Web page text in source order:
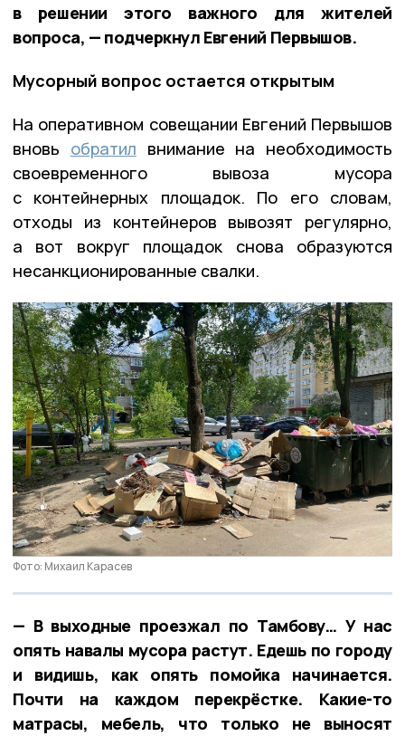
в решении этого важного для жителей
вопроса, — подчеркнул Евгений Первышов.
Мусорный вопрос остается открытым
На оперативном совещании Евгений Первышов
вновь обратил внимание на необходимость
своевременного вывоза мусора
с контейнерных площадок. По его словам,
отходы из контейнеров вывозят регулярно,
а вот вокруг площадок снова образуются
несанкционированные свалки.
Фото: Михаил Карасев
— В выходные проезжал по Тамбову… У нас
опять навалы мусора растут. Едешь по городу
и видишь, как опять помойка начинается.
Почти на каждом перекрёстке. Какие-то
матрасы, мебель, что только не выносят